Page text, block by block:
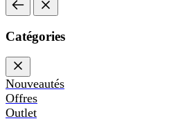
Catégories
Nouveautés
Offres
Outlet